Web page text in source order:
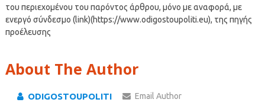
του περιεχομένου του παρόντος άρθρου, μόνο με αναφορά, με
ενεργό σύνδεσμο (link)(https://www.odigostoupoliti.eu), της πηγής
προέλευσης
About The Author
ODIGOSTOUPOLITI Email Author